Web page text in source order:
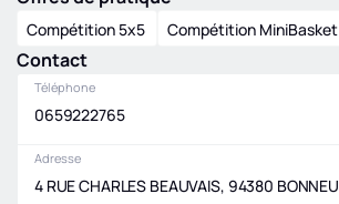
Compétition 5x5 Compétition MiniBasket
Contact
Téléphone
0659222765
Adresse